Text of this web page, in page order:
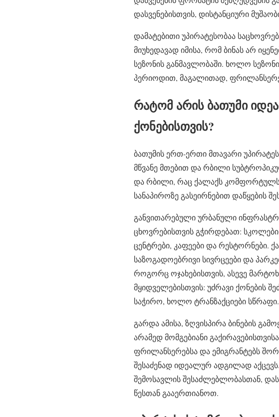
დასვენებისთვის, დისტანციური
დამატებითი უპირატესობაა
მიუხედავად იმისა, რომ ბინას არ
სეზონის განმავლობაში. ხოლო
პერიოდით, მაგალითად,
რატომ არის ბათუმი
ქონებისთვის?
ბათუმის ერთ-ერთი მთავარი
მწვანე მთებით და რბილი
და რბილი, რაც ქალაქს კომფორტულს
სანაპიროზე გასეირნებით დაწყების
განვითარებული ურბანული
ცხოვრებისთვის გჭირდებათ:
ცენტრები, კაფეები და რესტორნები.
საზოგადოებრივი სივრცეები და
როგორც ოჯახებისთვის, ასევე
მყიდველებისთვის: უძრავი ქონების
საჭირო, ხოლო ტრანზაქციები სწრაფი.
გარდა ამისა, ზღვისპირა ბინების
არამედ მომგებიანი
ფრილანსერებსა და ემიგრანტებს
შესაძენად იდეალურ ადგილად
შემოსავლის შესაძლებლობასთან,
წესთან გააერთიანოთ.